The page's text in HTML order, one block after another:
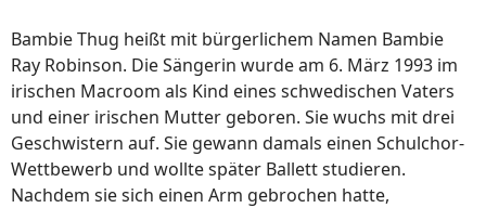
Bambie Thug heißt mit bürgerlichem Namen Bambie
Ray Robinson. Die Sängerin wurde am 6. März 1993 im
irischen Macroom als Kind eines schwedischen Vaters
und einer irischen Mutter geboren. Sie wuchs mit drei
Geschwistern auf. Sie gewann damals einen Schulchor-
Wettbewerb und wollte später Ballett studieren.
Nachdem sie sich einen Arm gebrochen hatte,